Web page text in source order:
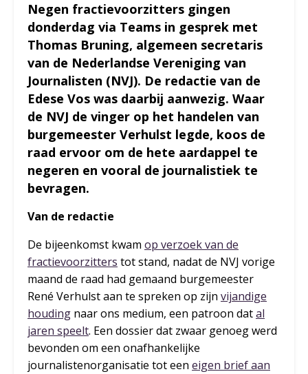
Negen fractievoorzitters gingen
donderdag via Teams in gesprek met
Thomas Bruning, algemeen secretaris
van de Nederlandse Vereniging van
Journalisten (NVJ). De redactie van de
Edese Vos was daarbij aanwezig. Waar
de NVJ de vinger op het handelen van
burgemeester Verhulst legde, koos de
raad ervoor om de hete aardappel te
negeren en vooral de journalistiek te
bevragen.
Van de redactie
De bijeenkomst kwam op verzoek van de
fractievoorzitters tot stand, nadat de NVJ vorige
maand de raad had gemaand burgemeester
René Verhulst aan te spreken op zijn vijandige
houding naar ons medium, een patroon datal
jaren speelt. Een dossier dat zwaar genoeg werd
bevonden om een onafhankelijke
journalistenorganisatie tot een eigen brief aan